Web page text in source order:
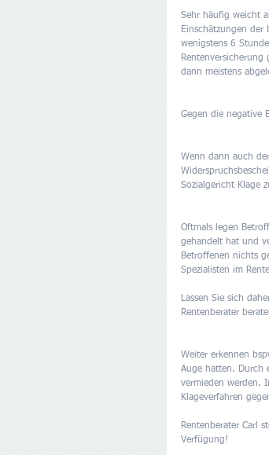
Sehr häufig weicht
Einschätzungen
wenigstens 6
dann meistens
Gegen die negative
Wenn dann auch
Sozialgericht Klage
Oftmals legen
gehandelt hat und
Betroffenen nichts
Spezialisten im
Lassen Sie sich
Rentenberater
Weiter erkennen
Auge hatten. Durch
vermieden werden.
Klageverfahren
Rentenberater Carl
Verfügung!